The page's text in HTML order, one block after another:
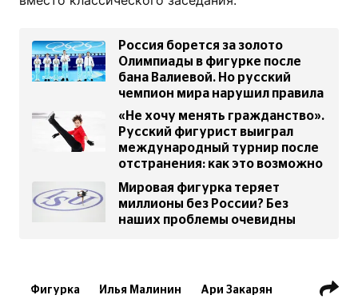
Россия борется за золото
Олимпиады в фигурке после
бана Валиевой. Но русский
чемпион мира нарушил правила
«Не хочу менять гражданство».
Русский фигурист выиграл
международный турнир после
отстранения: как это возможно
Мировая фигурка теряет
миллионы без России? Без
наших проблемы очевидны
Фигурка Илья Малинин Ари Закарян